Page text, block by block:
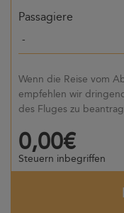
Passagiere
Wenn die Reise vom
empfehlen wir
des Fluges zu
0,00€
Steuern inbegriffen